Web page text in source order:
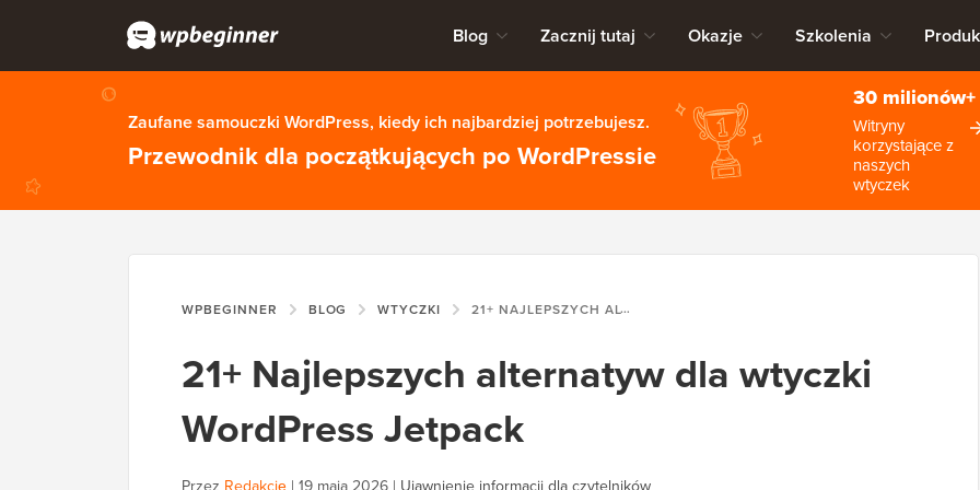
Blog Zacznij tutaj Okazje Szkolenia
Zaufane samouczki WordPress, kiedy ich najbardziej potrzebujesz.
Przewodnik dla początkujących po WordPressie
30 milionów+
Witryny
korzystające z
naszych
wtyczek
WPBEGINNER BLOG WTYCZKI 21+ NAJLEPSZYCH ALTERNATYW DLA WTYCZKI WORDPRESS JETPACK
21+ Najlepszych alternatyw dla wtyczki
WordPress Jetpack